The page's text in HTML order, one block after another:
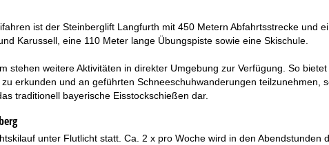
ist der Steinberglift Langfurth mit 450 Metern Abfahrtsstrecke und
Karussell, eine 110 Meter lange Übungspiste sowie eine Skischule.
stehen weitere Aktivitäten in direkter Umgebung zur Verfügung. So
erkunden und an geführten Schneeschuhwanderungen teilzunehmen,
traditionell bayerische Eisstockschießen dar.
unter Flutlicht statt. Ca. 2 x pro Woche wird in den Abendstunden